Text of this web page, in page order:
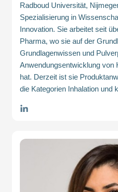
Radboud Universität,
Spezialisierung in
Innovation. Sie arbeitet seit
Pharma, wo sie auf der
Grundlagenwissen und
Anwendungsentwicklung von
hat. Derzeit ist sie
die Kategorien Inhalation und